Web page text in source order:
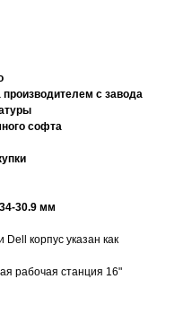
с завода
софта
30.9 мм
корпус указан как
рабочая станция 16"